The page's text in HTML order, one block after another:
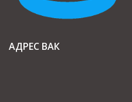
АДРЕС ВАК